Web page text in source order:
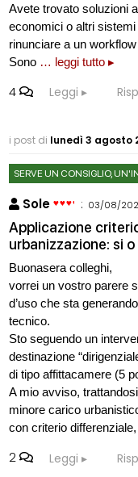
Avete trovato soluzioni
economici o altri
rinunciare a un
Sono … leggi tutto ▸
4 Leggi
i post di lunedì 3 agosto
SERVE UN CONSIGLIO,
Sole : 03/08/
Applicazione
urbanizzazione: si o
Buonasera colleghi,
vorrei un vostro parere
d’uso che sta
tecnico.
Sto seguendo un
destinazione
di tipo affittacamere (5
A mio avviso,
minore carico
con criterio differenziale,
2 Leggi